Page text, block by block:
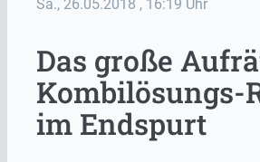
Sa., 26.05.2018 , 16:19 Uhr
Das große
Kombilösungs-
im Endspurt